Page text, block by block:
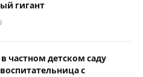
гигант
частном детском саду
с